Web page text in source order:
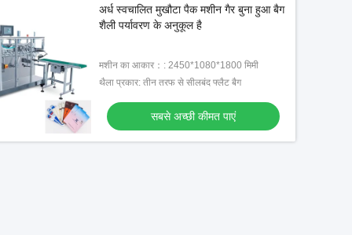
अर्ध स्वचालित मुखौटा पैक मशीन गैर बुना हुआ बैग
शैली पर्यावरण के अनुकूल है
मशीन का आकार：: 2450*1080*1800 मिमी
थैला प्रकार: तीन तरफ से सीलबंद फ्लैट बैग
सबसे अच्छी कीमत पाएं